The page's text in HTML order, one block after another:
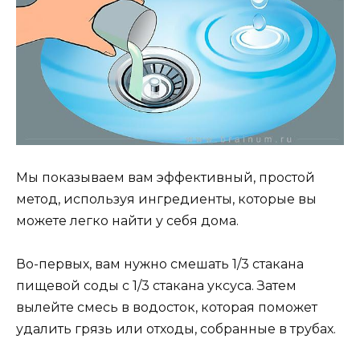
Мы показываем вам эффективный, простой
метод, используя ингредиенты, которые вы
можете легко найти у себя дома.
Во-первых, вам нужно смешать 1/3 стакана
пищевой соды с 1/3 стакана уксуса. Затем
вылейте смесь в водосток, которая поможет
удалить грязь или отходы, собранные в трубах.